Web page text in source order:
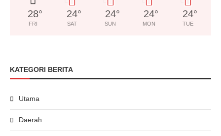
28°
FRI
24°
SAT
24°
SUN
24°
MON
24°
TUE
KATEGORI BERITA
Utama
Daerah